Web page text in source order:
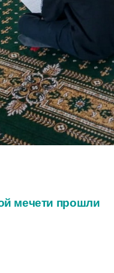
мечети прошли